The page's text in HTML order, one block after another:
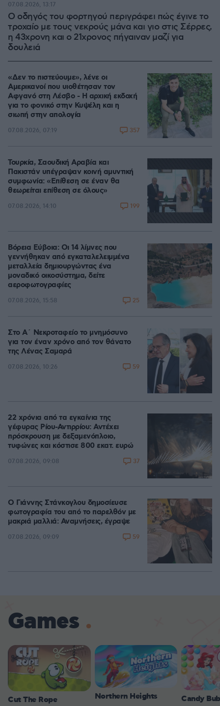
Ο οδηγός του φορτηγού περιγράφει πώς έγινε το
τροχαίο με τους νεκρούς μάνα και γιο στις Σέρρες,
η 43χρονη και ο 21χρονος πήγαιναν μαζί για
δουλειά
07.08.2026, 13:17
«Δεν το πιστεύουμε», λένε οι
Αμερικανοί που υιοθέτησαν τον
Αφγανό στη Λέσβο - Η αρχική εκδοχή
για το φονικό στην Κυψέλη και η
σιωπή στην απολογία
07.08.2026, 07:19 357
Τουρκία, Σαουδική Αραβία και
Πακιστάν υπέγραψαν κοινή αμυντική
συμφωνία: «Επίθεση σε έναν θα
θεωρείται επίθεση σε όλους»
07.08.2026, 14:10 199
Βόρεια Εύβοια: Οι 14 λίμνες που
γεννήθηκαν από εγκαταλελειμμένα
μεταλλεία δημιουργώντας ένα
μοναδικό οικοσύστημα, δείτε
αεροφωτογραφίες
07.08.2026, 15:58 25
Στο Α΄ Νεκροταφείο το μνημόσυνο
για τον έναν χρόνο από τον θάνατο
της Λένας Σαμαρά
07.08.2026, 10:26 59
22 χρόνια από τα εγκαίνια της
γέφυρας Ρίου-Αντιρρίου: Αντέχει
πρόσκρουση με δεξαμενόπλοιο,
τυφώνες και κόστισε 800 εκατ. ευρώ
07.08.2026, 09:08 37
Ο Γιάννης Στάνκογλου δημοσίευσε
φωτογραφία του από το παρελθόν με
μακριά μαλλιά: Αναμνήσεις, έγραψε
07.08.2026, 09:09 59
Games
Cut The Rope Northern Heights Candy